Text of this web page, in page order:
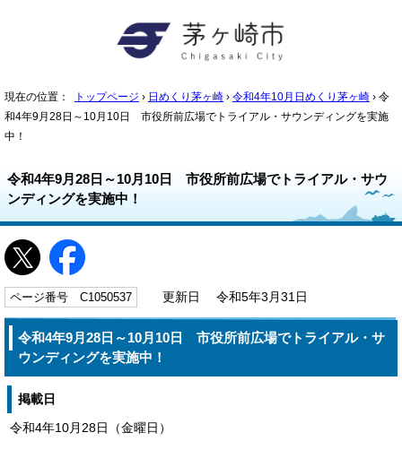
現在の位置： トップページ › 日めくり茅ヶ崎 › 令和4年10月日めくり茅ヶ崎 › 令
和4年9月28日～10月10日 市役所前広場でトライアル・サウンディングを実施
中！
令和4年9月28日～10月10日 市役所前広場でトライアル・サウ
ンディングを実施中！
ページ番号 C1050537 更新日 令和5年3月31日
令和4年9月28日～10月10日 市役所前広場でトライアル・サ
ウンディングを実施中！
掲載日
令和4年10月28日（金曜日）